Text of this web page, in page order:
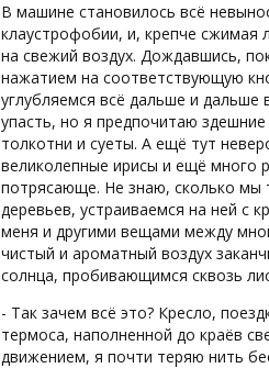
В машине становилось всё
клаустрофобии, и, крепче сжимая
на свежий воздух. Дождавшись,
нажатием на соответствующую
углубляемся всё дальше и
упасть, но я предпочитаю
толкотни и суеты. А ещё тут
великолепные ирисы и ещё много
потрясающе. Не знаю, сколько мы
деревьев, устраиваемся на ней с
меня и другими вещами между
чистый и ароматный воздух
солнца, пробивающимся сквозь
- Так зачем всё это? Кресло,
термоса, наполненной до краёв
движением, я почти теряю нить